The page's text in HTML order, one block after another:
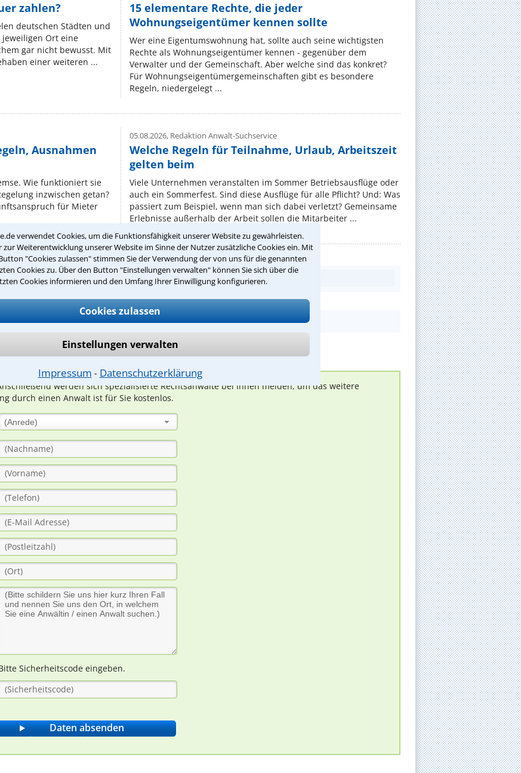
verwendet Cookies, um die Funktionsfähigkeit unserer Website zu gewährleisten.
Weiterentwicklung unserer Website im Sinne der Nutzer zusätzliche Cookies ein. Mit
"Cookies zulassen" stimmen Sie der Verwendung der von uns für die genannten
Cookies zu. Über den Button "Einstellungen verwalten" können Sie sich über die
Cookies informieren und den Umfang Ihrer Einwilligung konfigurieren.
Cookies zulassen
Einstellungen verwalten
Impressum ⁃ Datenschutzerklärung
zahlen?
deutschen Städten und
jeweiligen Ort eine
gar nicht bewusst. Mit
einer weiteren ...
15 elementare Rechte, die jeder
Wohnungseigentümer kennen sollte
Wer eine Eigentumswohnung hat, sollte auch seine wichtigsten
Rechte als Wohnungseigentümer kennen - gegenüber dem
Verwalter und der Gemeinschaft. Aber welche sind das konkret?
Für Wohnungseigentümergemeinschaften gibt es besondere
Regeln, niedergelegt ...
Ausnahmen
Wie funktioniert sie
inzwischen getan?
für Mieter
05.08.2026,Redaktion Anwalt-Suchservice
Welche Regeln für Teilnahme, Urlaub, Arbeitszeit
gelten beim
Viele Unternehmen veranstalten im Sommer Betriebsausflüge oder
auch ein Sommerfest. Sind diese Ausflüge für alle Pflicht? Und: Was
passiert zum Beispiel, wenn man sich dabei verletzt? Gemeinsame
Erlebnisse außerhalb der Arbeit sollen die Mitarbeiter ...
Teste Dein Rechtswissen
werden sich spezialisierte Rechtsanwälte bei Ihnen melden, um das weitere
durch einen Anwalt ist für Sie kostenlos.
(Anrede)
Sicherheitscode eingeben.